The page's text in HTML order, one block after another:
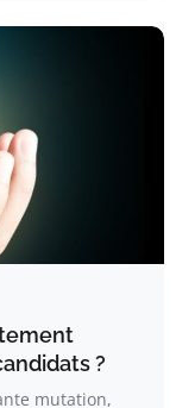
?
mutation,